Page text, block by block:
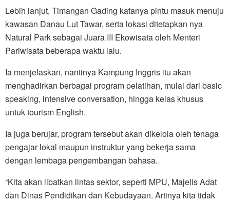
Lebih lanjut, Timangan Gading katanya pintu masuk menuju
kawasan Danau Lut Tawar, serta lokasi ditetapkan nya
Natural Park sebagai Juara III Ekowisata oleh Menteri
Pariwisata beberapa waktu lalu.
Ia menjelaskan, nantinya Kampung Inggris itu akan
menghadirkan berbagai program pelatihan, mulai dari basic
speaking, intensive conversation, hingga kelas khusus
untuk tourism English.
Ia juga berujar, program tersebut akan dikelola oleh tenaga
pengajar lokal maupun instruktur yang bekerja sama
dengan lembaga pengembangan bahasa.
“Kita akan libatkan lintas sektor, seperti MPU, Majelis Adat
dan Dinas Pendidikan dan Kebudayaan. Artinya kita tidak